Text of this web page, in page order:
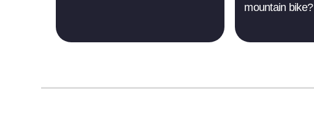
mountain bike?